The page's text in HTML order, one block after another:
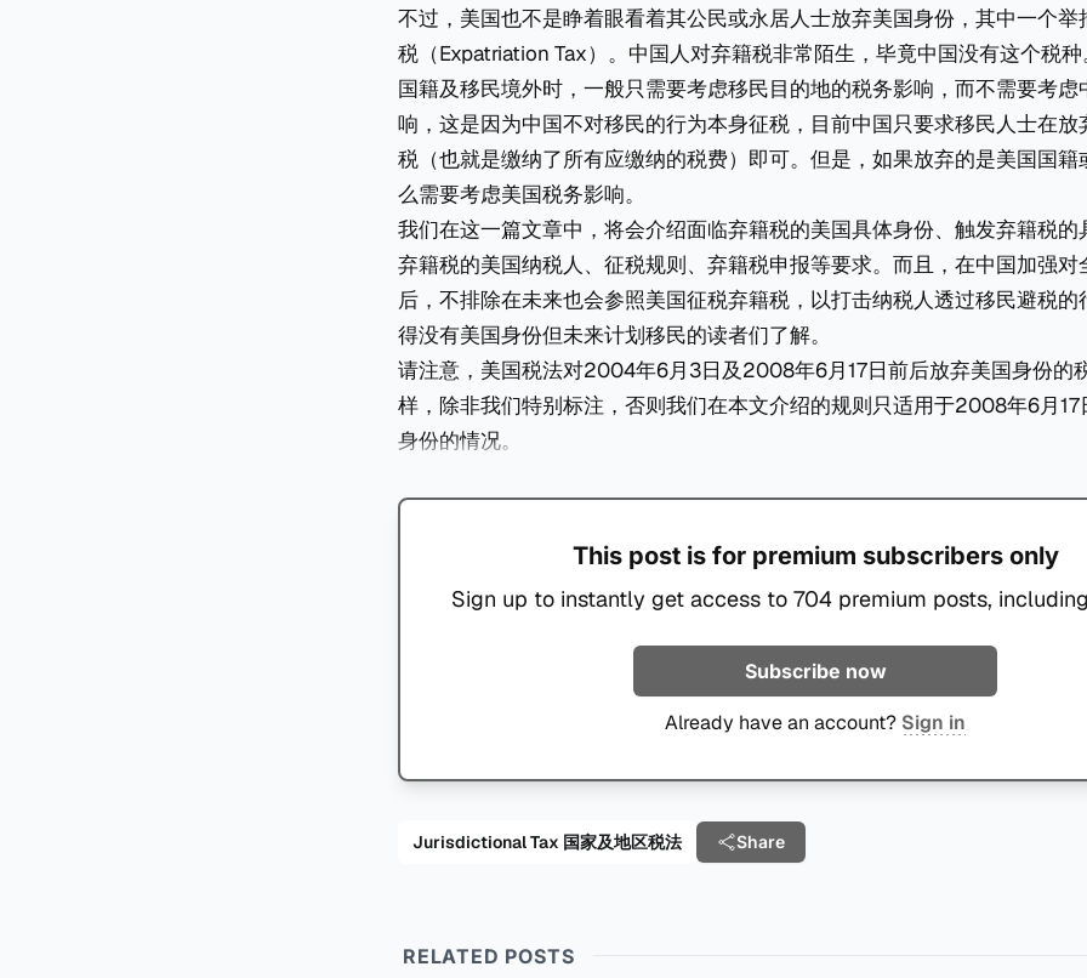
不过，美国也不是睁着眼看着其公民或永居人士放弃美国身份，其中一个举
税（Expatriation Tax）。中国人对弃籍税非常陌生，毕竟中国没有这个税
国籍及移民境外时，一般只需要考虑移民目的地的税务影响，而不需要考虑
响，这是因为中国不对移民的行为本身征税，目前中国只要求移民人士在放
税（也就是缴纳了所有应缴纳的税费）即可。但是，如果放弃的是美国国籍
么需要考虑美国税务影响。
我们在这一篇文章中，将会介绍面临弃籍税的美国具体身份、触发弃籍税的
弃籍税的美国纳税人、征税规则、弃籍税申报等要求。而且，在中国加强对
后，不排除在未来也会参照美国征税弃籍税，以打击纳税人透过移民避税的
得没有美国身份但未来计划移民的读者们了解。
请注意，美国税法对2004年6月3日及2008年6月17日前后放弃美国身份的
样，除非我们特别标注，否则我们在本文介绍的规则只适用于2008年6月17
身份的情况。
This post is for premium subscribers only
Sign up to instantly get access to 704 premium posts,
Subscribe now
Already have an account? Sign in
Jurisdictional Tax 国家及地区税法 Share
RELATED POSTS